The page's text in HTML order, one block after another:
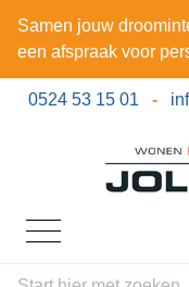
Samen jouw
een afspraak voor
0524 53 15 01 -